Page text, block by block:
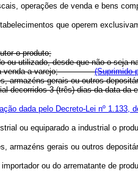
operações de venda e bens
que operem
o produto;
ou utilizado, desde que não
à venda a varejo;(Suprimido
armazéns gerais ou outros
decorridos 3 (três) dias da
dada pelo Decreto-Lei nº 1.133,
ou equiparado a
armazéns gerais ou outros
importador ou do arrematante